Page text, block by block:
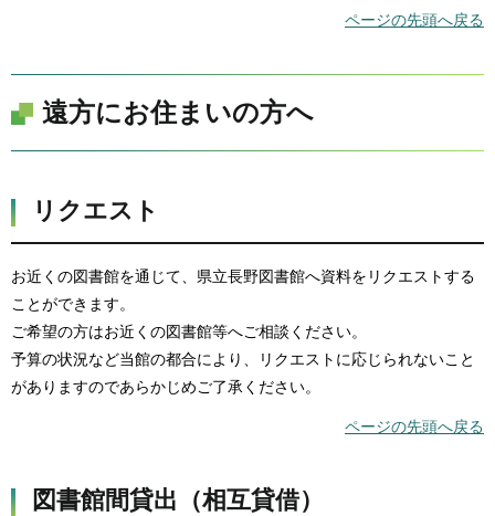
ページの先頭へ戻る
遠方にお住まいの方へ
リクエスト
お近くの図書館を通じて、県立長野図書館へ資料をリクエストする
ことができます。
ご希望の方はお近くの図書館等へご相談ください。
予算の状況など当館の都合により、リクエストに応じられないこと
がありますのであらかじめご了承ください。
ページの先頭へ戻る
図書館間貸出（相互貸借）